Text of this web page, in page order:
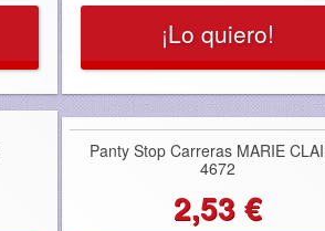
¡Lo quiero!
Panty Stop Carreras MARIE
4672
2,53 €